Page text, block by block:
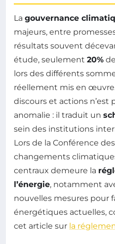
La gouvernance
majeurs, entre
résultats souvent
étude, seulement 20%
lors des différents
réellement mis en
discours et actions n’est
anomalie : il traduit un
sein des institutions
Lors de la Conférence
changements
centraux demeure la
l’énergie, notamment
nouvelles mesures pour
énergétiques actuelles,
cet article sur la